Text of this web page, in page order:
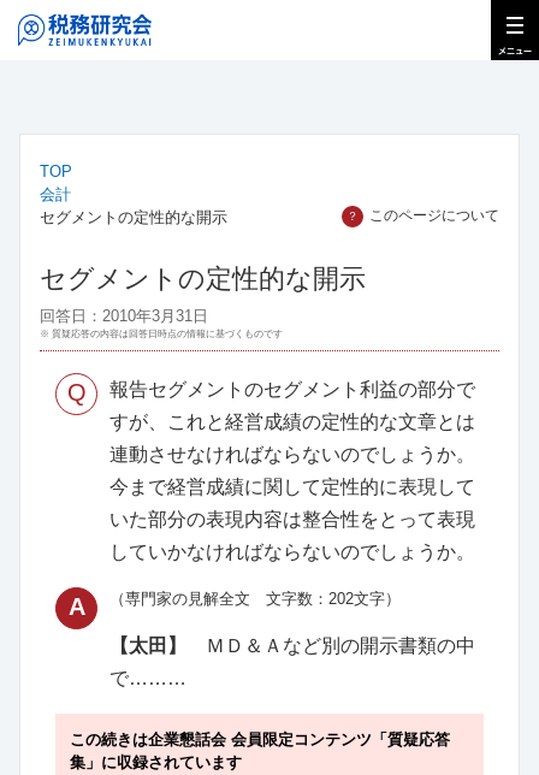
TOP
会計
セグメントの定性的な開示
？ このページについて
セグメントの定性的な開示
回答日：2010年3月31日
※ 質疑応答の内容は回答日時点の情報に基づくものです
Q
報告セグメントのセグメント利益の部分で
すが、これと経営成績の定性的な文章とは
連動させなければならないのでしょうか。
今まで経営成績に関して定性的に表現して
いた部分の表現内容は整合性をとって表現
していかなければならないのでしょうか。
A （専門家の見解全文 文字数：202文字）
【太田】
ＭＤ＆Ａなど別の開示書類の中
で………
この続きは企業懇話会 会員限定コンテンツ「質疑応答
集」に収録されています